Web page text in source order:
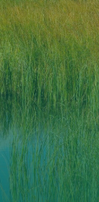
Vår historie
Natur &